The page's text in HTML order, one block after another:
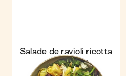
Salade de ravioli ricotta
et épinards